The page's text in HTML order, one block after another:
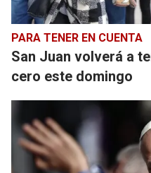
PARA TENER EN CUENTA
San Juan volverá a
cero este domingo